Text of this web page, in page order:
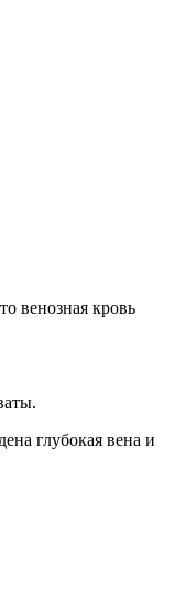
венозная кровь
глубокая вена и